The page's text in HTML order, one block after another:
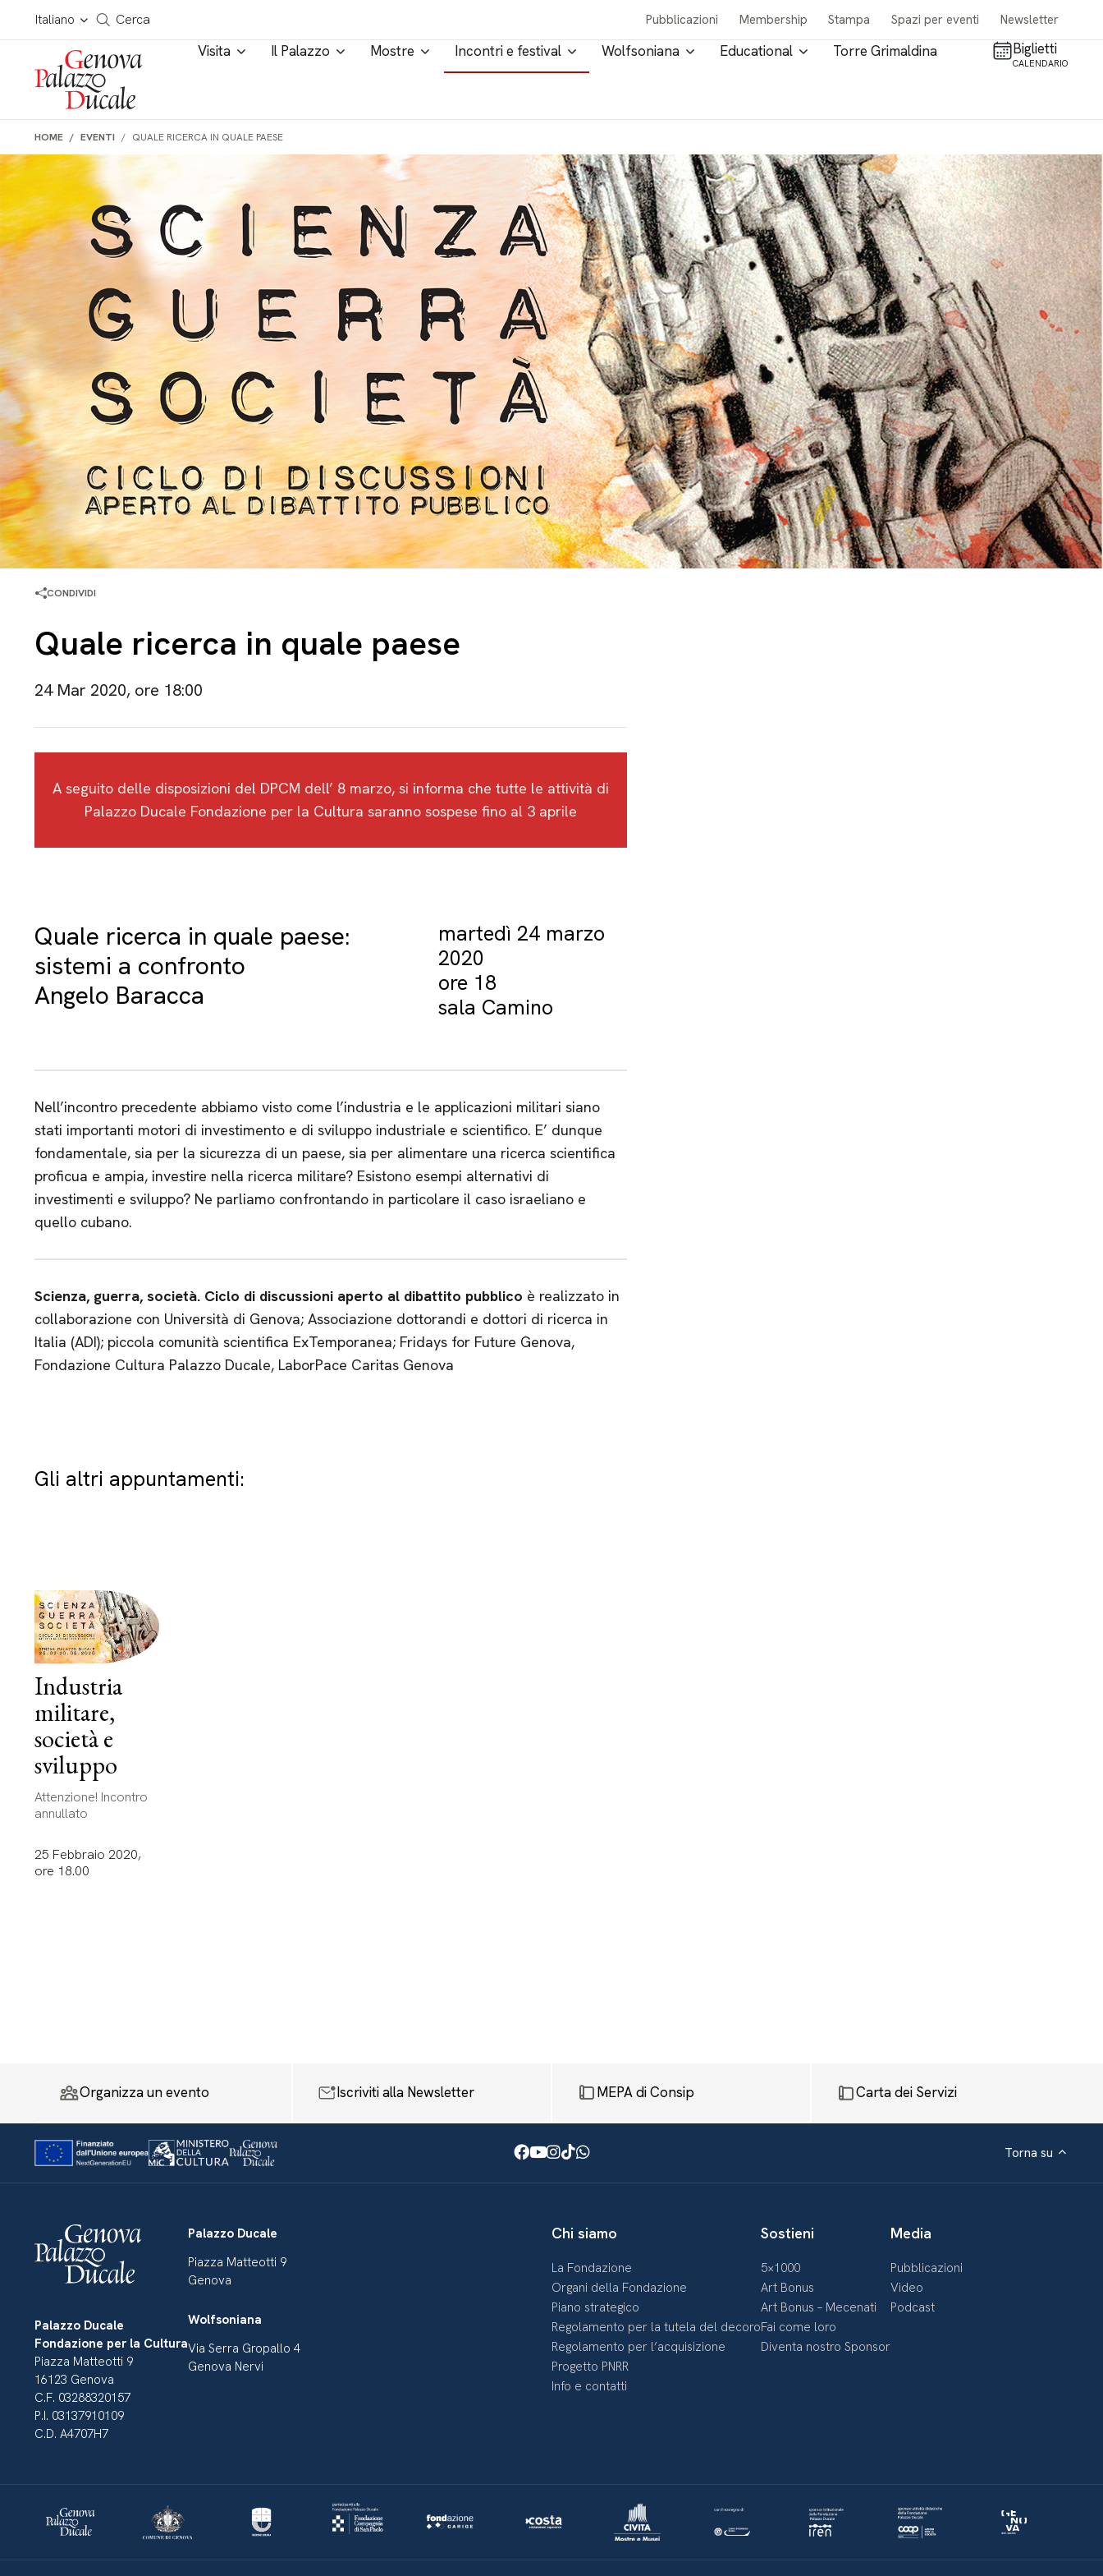
Salta al contenuto
Italiano
Cerca in tutto il sito
Cerca Pubblicazioni Membership Stampa Spazi per eventi Newsletter
Visita Il Palazzo Mostre Incontri e festival Wolfsoniana Educational Torre Grimaldina Biglietti
CALENDARIO
HOME EVENTI QUALE RICERCA IN QUALE PAESE
CONDIVIDI
Quale ricerca in quale paese
24 Mar 2020, ore 18:00
A seguito delle disposizioni del DPCM dell’ 8 marzo, si informa che tutte le attività di
Palazzo Ducale Fondazione per la Cultura saranno sospese fino al 3 aprile
Quale ricerca in quale paese:
sistemi a confronto
Angelo Baracca
martedì 24 marzo
2020
ore 18
sala Camino
Nell’incontro precedente abbiamo visto come l’industria e le applicazioni militari siano
stati importanti motori di investimento e di sviluppo industriale e scientifico. E’ dunque
fondamentale, sia per la sicurezza di un paese, sia per alimentare una ricerca scientifica
proficua e ampia, investire nella ricerca militare? Esistono esempi alternativi di
investimenti e sviluppo? Ne parliamo confrontando in particolare il caso israeliano e
quello cubano.
Scienza, guerra, società. Ciclo di discussioni aperto al dibattito pubblico è realizzato in
collaborazione con Università di Genova; Associazione dottorandi e dottori di ricerca in
Italia (ADI); piccola comunità scientifica ExTemporanea; Fridays for Future Genova,
Fondazione Cultura Palazzo Ducale, LaborPace Caritas Genova
Gli altri appuntamenti:
Industria
militare,
società e
sviluppo
Attenzione! Incontro
annullato
25 Febbraio 2020,
ore 18.00
Organizza un evento Iscriviti alla Newsletter MEPA di Consip Carta dei Servizi
Facebook
Youtube
Instagram
TikTok
WhatsApp Torna su
Palazzo Ducale
Fondazione per la Cultura
Piazza Matteotti 9
16123 Genova
C.F. 03288320157
P.I. 03137910109
C.D. A4707H7
Palazzo Ducale
Piazza Matteotti 9
Genova
Wolfsoniana
Via Serra Gropallo 4
Genova Nervi
Chi siamo
La Fondazione
Organi della Fondazione
Piano strategico
Regolamento per la tutela del decoro
Regolamento per l’acquisizione
Progetto PNRR
Info e contatti
Sostieni
5×1000
Art Bonus
Art Bonus – Mecenati
Fai come loro
Diventa nostro Sponsor
Media
Pubblicazioni
Video
Podcast